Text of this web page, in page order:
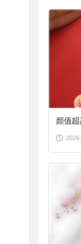
颜值
合金筷